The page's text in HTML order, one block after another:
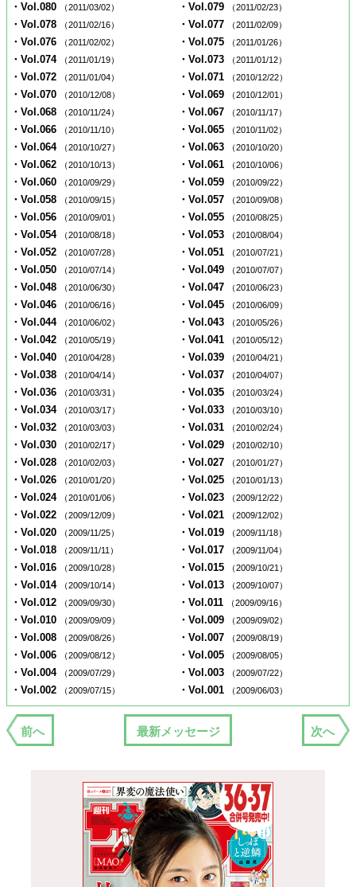
・Vol.080 （2011/03/02） ・Vol.079 （2011/02/23）
・Vol.078 （2011/02/16） ・Vol.077 （2011/02/09）
・Vol.076 （2011/02/02） ・Vol.075 （2011/01/26）
・Vol.074 （2011/01/19） ・Vol.073 （2011/01/12）
・Vol.072 （2011/01/04） ・Vol.071 （2010/12/22）
・Vol.070 （2010/12/08） ・Vol.069 （2010/12/01）
・Vol.068 （2010/11/24） ・Vol.067 （2010/11/17）
・Vol.066 （2010/11/10） ・Vol.065 （2010/11/02）
・Vol.064 （2010/10/27） ・Vol.063 （2010/10/20）
・Vol.062 （2010/10/13） ・Vol.061 （2010/10/06）
・Vol.060 （2010/09/29） ・Vol.059 （2010/09/22）
・Vol.058 （2010/09/15） ・Vol.057 （2010/09/08）
・Vol.056 （2010/09/01） ・Vol.055 （2010/08/25）
・Vol.054 （2010/08/18） ・Vol.053 （2010/08/04）
・Vol.052 （2010/07/28） ・Vol.051 （2010/07/21）
・Vol.050 （2010/07/14） ・Vol.049 （2010/07/07）
・Vol.048 （2010/06/30） ・Vol.047 （2010/06/23）
・Vol.046 （2010/06/16） ・Vol.045 （2010/06/09）
・Vol.044 （2010/06/02） ・Vol.043 （2010/05/26）
・Vol.042 （2010/05/19） ・Vol.041 （2010/05/12）
・Vol.040 （2010/04/28） ・Vol.039 （2010/04/21）
・Vol.038 （2010/04/14） ・Vol.037 （2010/04/07）
・Vol.036 （2010/03/31） ・Vol.035 （2010/03/24）
・Vol.034 （2010/03/17） ・Vol.033 （2010/03/10）
・Vol.032 （2010/03/03） ・Vol.031 （2010/02/24）
・Vol.030 （2010/02/17） ・Vol.029 （2010/02/10）
・Vol.028 （2010/02/03） ・Vol.027 （2010/01/27）
・Vol.026 （2010/01/20） ・Vol.025 （2010/01/13）
・Vol.024 （2010/01/06） ・Vol.023 （2009/12/22）
・Vol.022 （2009/12/09） ・Vol.021 （2009/12/02）
・Vol.020 （2009/11/25） ・Vol.019 （2009/11/18）
・Vol.018 （2009/11/11） ・Vol.017 （2009/11/04）
・Vol.016 （2009/10/28） ・Vol.015 （2009/10/21）
・Vol.014 （2009/10/14） ・Vol.013 （2009/10/07）
・Vol.012 （2009/09/30） ・Vol.011 （2009/09/16）
・Vol.010 （2009/09/09） ・Vol.009 （2009/09/02）
・Vol.008 （2009/08/26） ・Vol.007 （2009/08/19）
・Vol.006 （2009/08/12） ・Vol.005 （2009/08/05）
・Vol.004 （2009/07/29） ・Vol.003 （2009/07/22）
・Vol.002 （2009/07/15） ・Vol.001 （2009/06/03）
前へ 最新メッセージ 次へ